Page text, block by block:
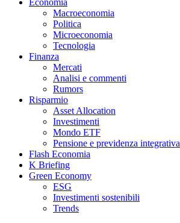
Economia
Macroeconomia
Politica
Microeconomia
Tecnologia
Finanza
Mercati
Analisi e commenti
Rumors
Risparmio
Asset Allocation
Investimenti
Mondo ETF
Pensione e previdenza integrativa
Flash Economia
K Briefing
Green Economy
ESG
Investimenti sostenibili
Trends